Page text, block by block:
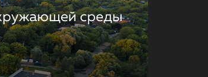
среды